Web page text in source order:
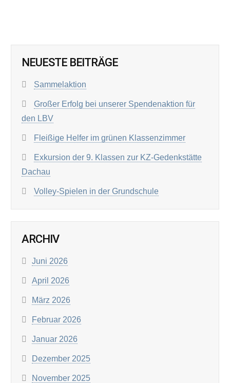
NEUESTE BEITRÄGE
Sammelaktion
Großer Erfolg bei unserer Spendenaktion für
den LBV
Fleißige Helfer im grünen Klassenzimmer
Exkursion der 9. Klassen zur KZ-Gedenkstätte
Dachau
Volley-Spielen in der Grundschule
ARCHIV
Juni 2026
April 2026
März 2026
Februar 2026
Januar 2026
Dezember 2025
November 2025